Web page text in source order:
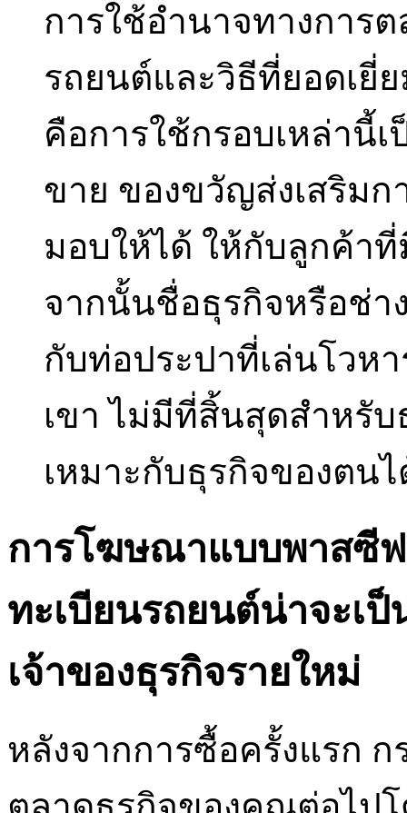
การใช้อำนาจทางการ
รถยนต์และวิธีที่ยอดเยี่
คือการใช้กรอบเหล่านี้
ขาย ของขวัญส่งเสริมก
มอบให้ได้ ให้กับลูกค้าที่
จากนั้นชื่อธุรกิจหรือช่า
กับท่อประปาที่เล่นโวห
เขา ไม่มีที่สิ้นสุดสำหรั
เหมาะกับธุรกิจของตน
การโฆษณาแบบพาสซีฟ
ทะเบียนรถยนต์น่าจะเ
เจ้าของธุรกิจรายใหม่
หลังจากการซื้อครั้งแรก